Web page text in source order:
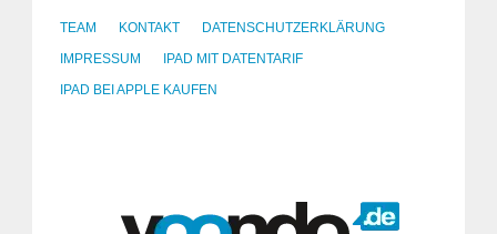
TEAM KONTAKT
DATENSCHUTZERKLÄRUNG
IMPRESSUM
IPAD MIT DATENTARIF
IPAD BEI APPLE KAUFEN